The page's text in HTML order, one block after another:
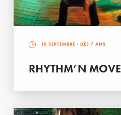
10 SEPTEMBRE - DÈS 7 ANS
RHYTHM’N MOVE